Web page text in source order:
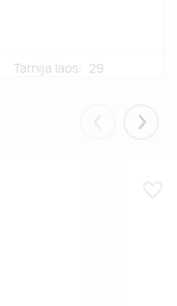
Tarnija laos: 29
Eelmised